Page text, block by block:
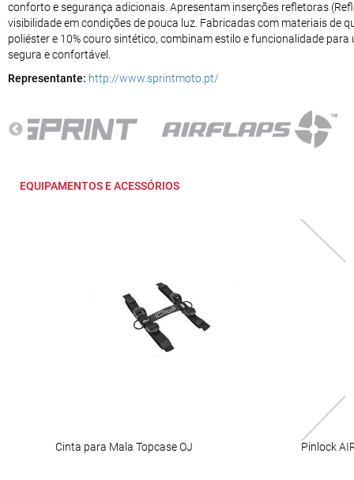
conforto e segurança adicionais. Apresentam inserções refletoras
visibilidade em condições de pouca luz. Fabricadas com materiais de
poliéster e 10% couro sintético, combinam estilo e funcionalidade
segura e confortável.
Representante: http://www.sprintmoto.pt/
EQUIPAMENTOS E ACESSÓRIOS
Cinta para Mala Topcase OJ Pinlock